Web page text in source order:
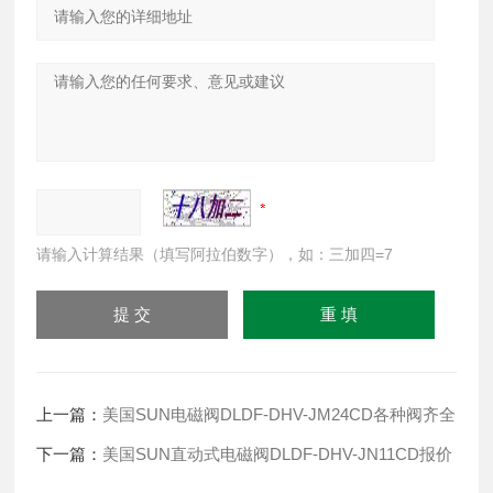
请输入计算结果（填写阿拉伯数字），如：三加四=7
上一篇： 美国SUN电磁阀DLDF-DHV-JM24CD各种阀齐全
下一篇： 美国SUN直动式电磁阀DLDF-DHV-JN11CD报价